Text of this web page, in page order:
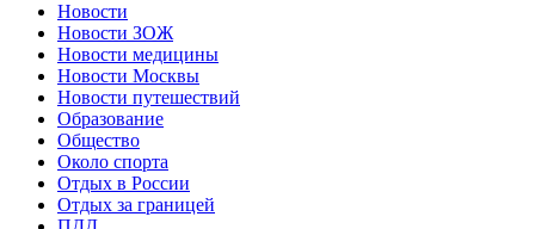
Новости
Новости ЗОЖ
Новости медицины
Новости Москвы
Новости путешествий
Образование
Общество
Около спорта
Отдых в России
Отдых за границей